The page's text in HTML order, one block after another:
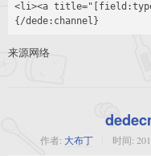
<li><a
来源网络
作者: 大布丁 时间: